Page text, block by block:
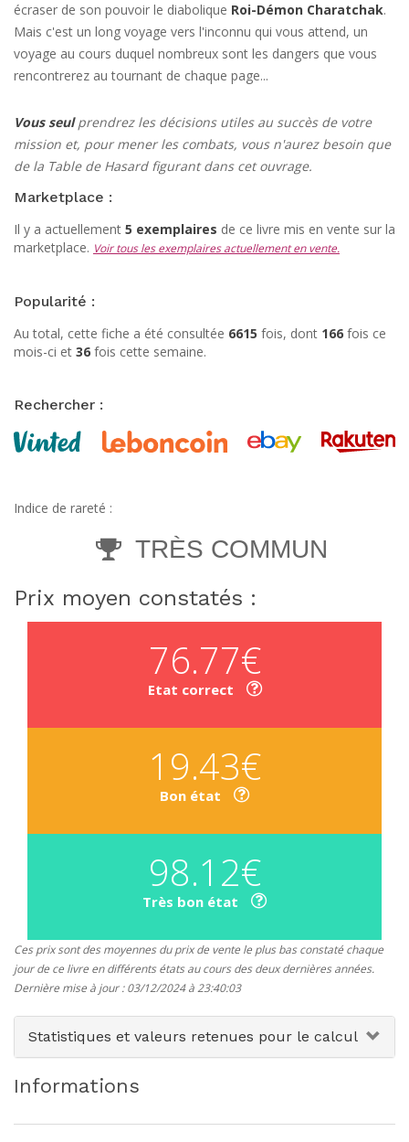
écraser de son pouvoir le diabolique Roi-Démon Charatchak.
Mais c'est un long voyage vers l'inconnu qui vous attend, un
voyage au cours duquel nombreux sont les dangers que vous
rencontrerez au tournant de chaque page...
Vous seulprendrez les décisions utiles au succès de votre
mission et, pour mener les combats, vous n'aurez besoin que
de la Table de Hasard figurant dans cet ouvrage.
Marketplace :
Il y a actuellement 5 exemplaires de ce livre mis en vente sur la
marketplace. Voir tous les exemplaires actuellement en vente.
Popularité :
Au total, cette fiche a été consultée 6615 fois, dont 166 fois ce
mois-ci et 36 fois cette semaine.
Rechercher :
Indice de rareté :
TRÈS COMMUN
Prix moyen constatés :
76.77€
Etat correct
19.43€
Bon état
98.12€
Très bon état
Ces prix sont des moyennes du prix de vente le plus bas constaté chaque
jour de ce livre en différents états au cours des deux dernières années.
Dernière mise à jour : 03/12/2024 à 23:40:03
Statistiques et valeurs retenues pour le calcul
Informations